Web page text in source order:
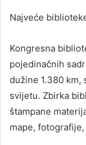
Najveće
Kongresna
pojedinačnih
dužine 1.380 km,
svijetu. Zbirka
štampane
mape,